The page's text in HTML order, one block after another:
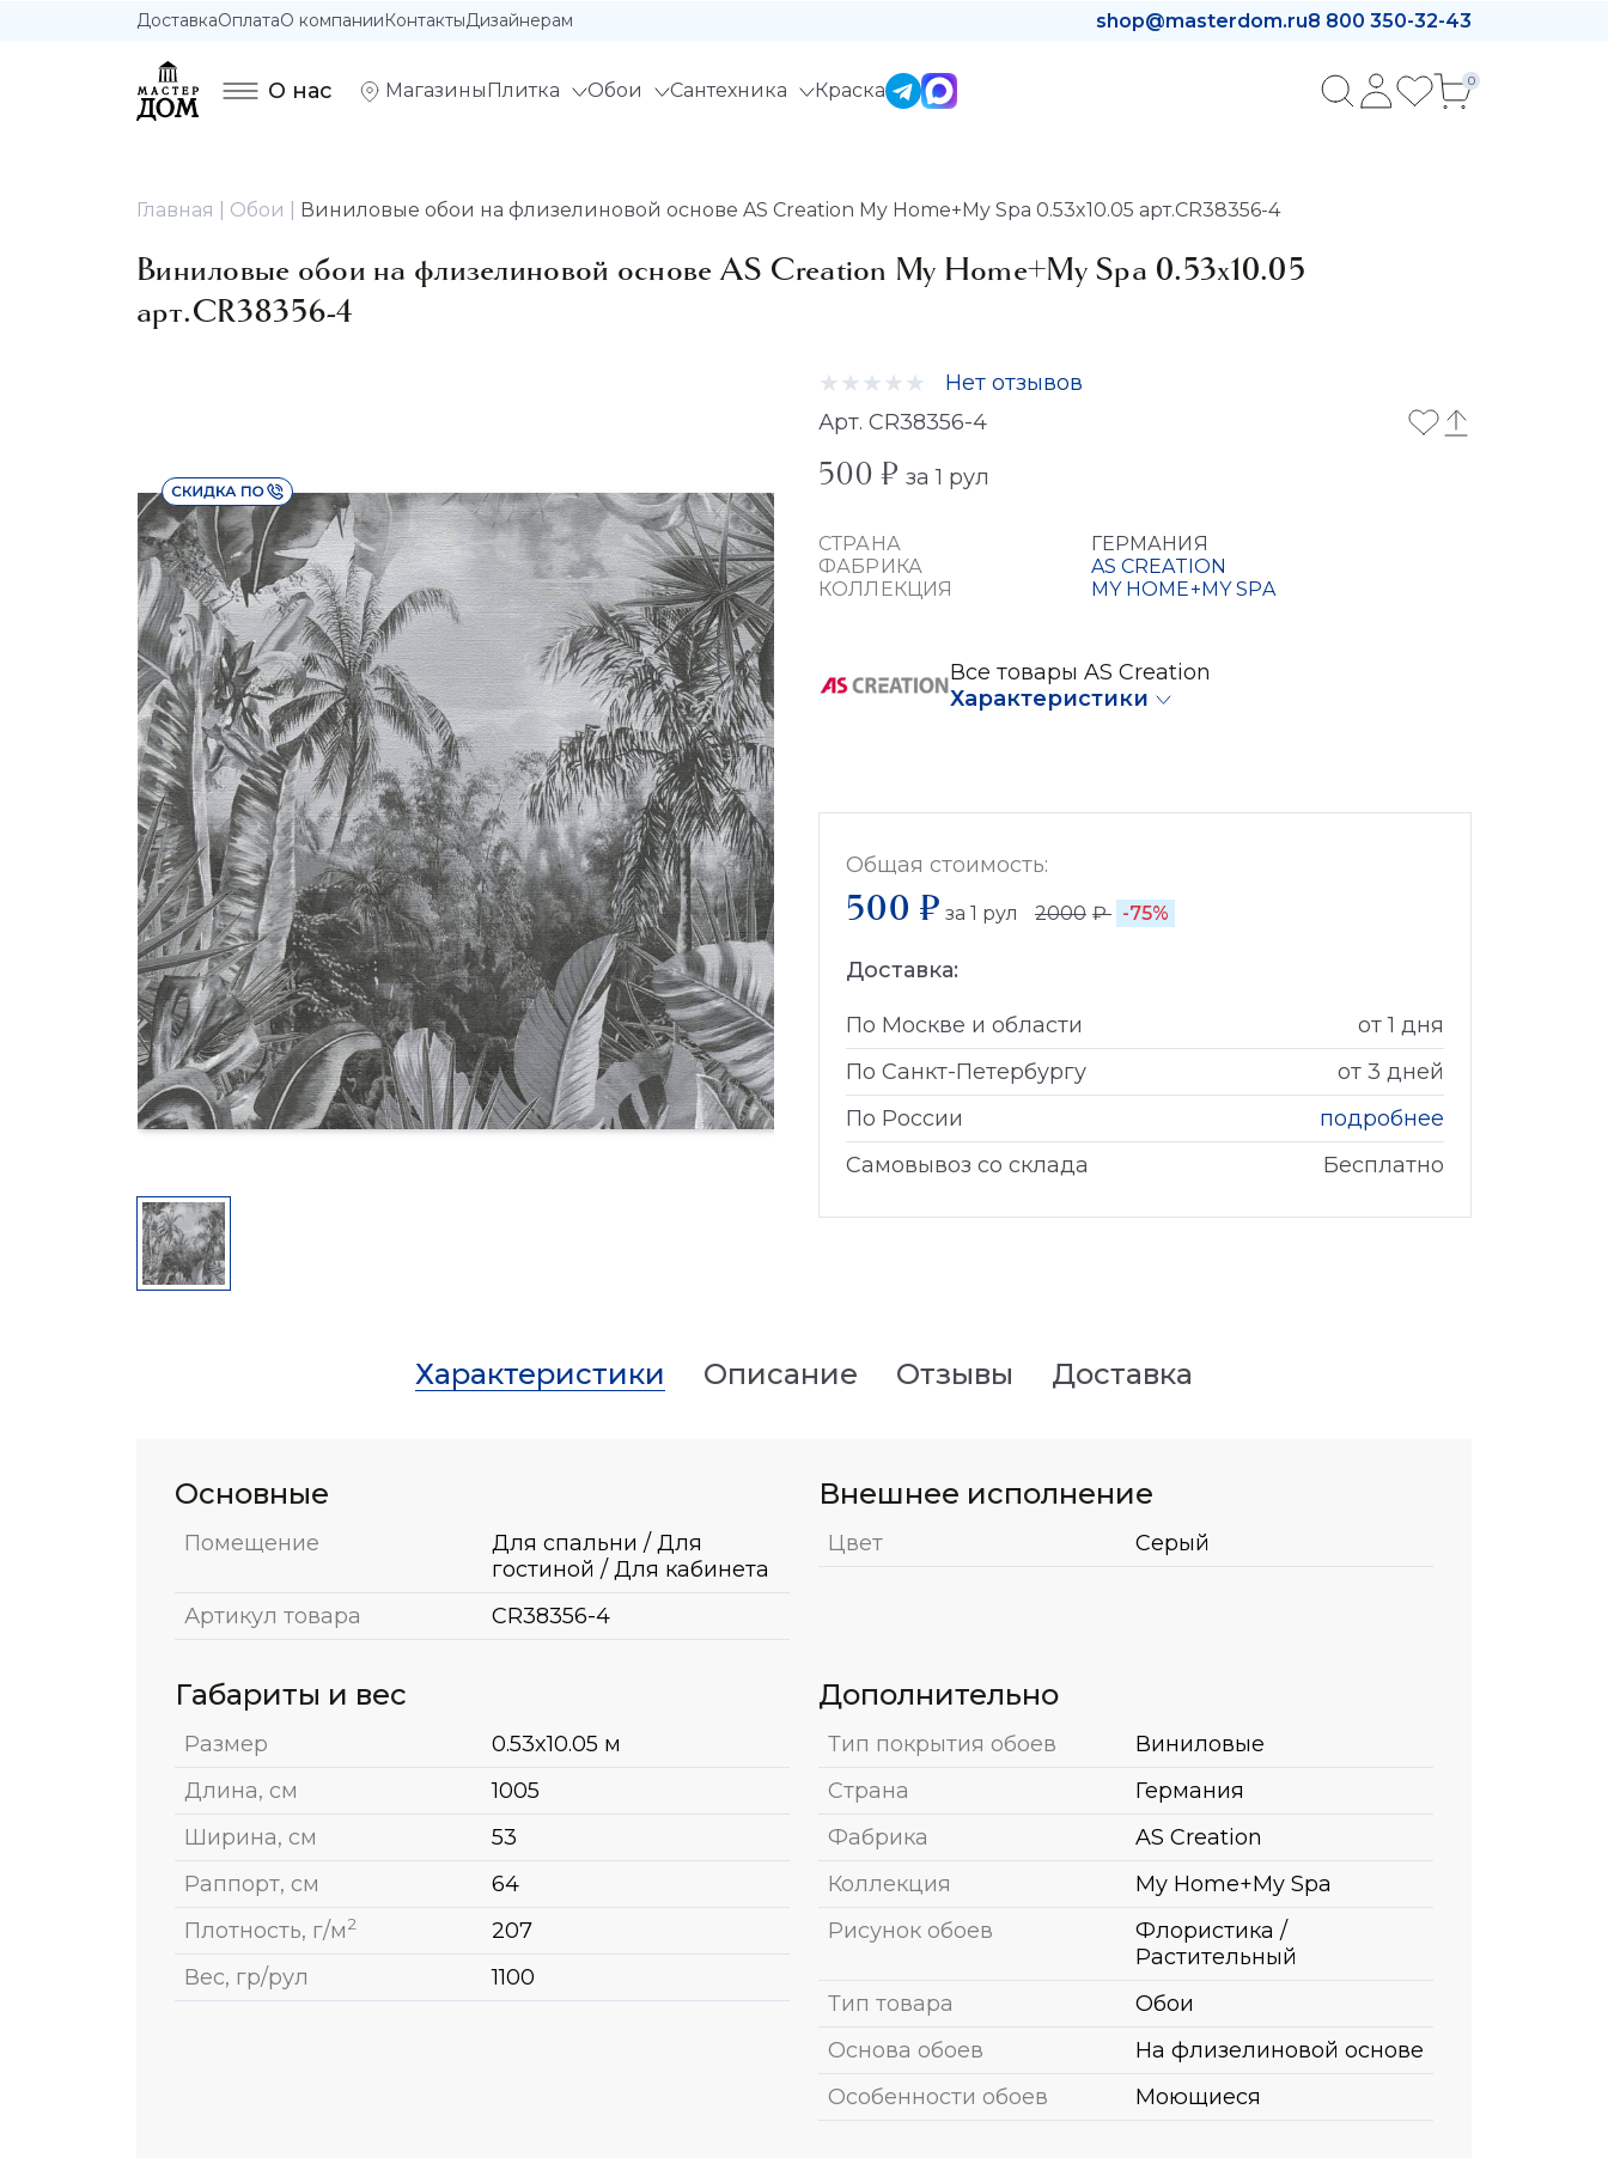
ДоставкаОплатаО компанииКонтактыДизайнерам shop@masterdom.ru8 800 350-32-43
О нас Магазины Плитка Обои Сантехника Краска 0
Главная Обои Виниловые обои на флизелиновой основе AS Creation My Home+My Spa 0.53x10.05 арт.CR38356-4
Виниловые обои на флизелиновой основе AS Creation My Home+My Spa 0.53x10.05
арт.CR38356-4
Нет отзывов
Арт. CR38356-4
500 ₽ за 1 рул
СТРАНА
ГЕРМАНИЯ
ФАБРИКА
AS CREATION
КОЛЛЕКЦИЯ
MY HOME+MY SPA
Все товары AS Creation
Характеристики
Общая стоимость:
500 ₽ за 1 рул 2000 ₽ -75%
Доставка:
По Москве и области
от 1 дня
По Санкт-Петербургу
от 3 дней
По России
подробнее
Самовывоз со склада
Бесплатно
Характеристики Описание Отзывы Доставка
Основные
Помещение
Для спальни / Для
гостиной / Для кабинета
Артикул товара
CR38356-4
Внешнее исполнение
Цвет Серый
Габариты и вес
Размер
0.53x10.05 м
Длина, см
1005
Ширина, см
53
Раппорт, см
64
Плотность, г/м2
207
Вес, гр/рул
1100
Дополнительно
Тип покрытия обоев
Виниловые
Страна
Германия
Фабрика
AS Creation
Коллекция
My Home+My Spa
Рисунок обоев
Флористика /
Растительный
Тип товара
Обои
Основа обоев
На флизелиновой основе
Особенности обоев
Моющиеся